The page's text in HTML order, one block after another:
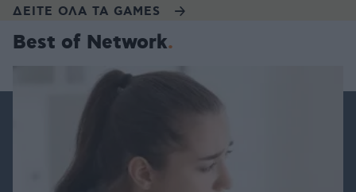
ΔΕΙΤΕ ΟΛΑ ΤΑ GAMES
Best of Network